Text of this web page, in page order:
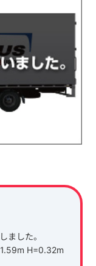
ました。
H=0.32m